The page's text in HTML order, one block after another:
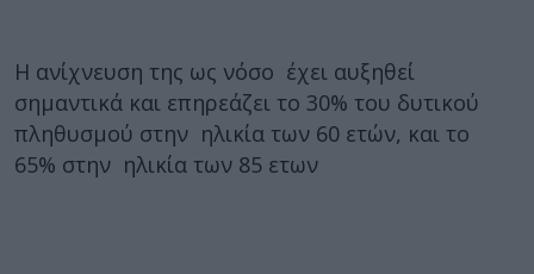
Η ανίχνευση της ως νόσο έχει αυξηθεί
σημαντικά και επηρεάζει το 30% του δυτικού
πληθυσμού στην ηλικία των 60 ετών, και το
65% στην ηλικία των 85 ετων